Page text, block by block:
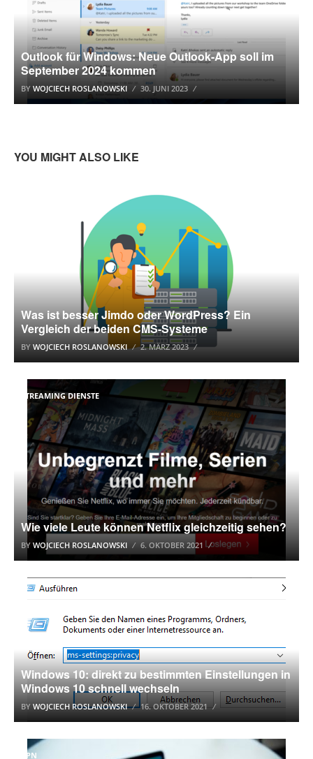
Outlook für Windows: Neue Outlook-App soll im
September 2024 kommen
BY WOJCIECH ROSLANOWSKI 30. JUNI 2023
YOU MIGHT ALSO LIKE
Was ist besser Jimdo oder WordPress? Ein
Vergleich der beiden CMS-Systeme
BY WOJCIECH ROSLANOWSKI 2. MÄRZ 2023
STREAMING DIENSTE
Wie viele Leute können Netflix gleichzeitig sehen?
BY WOJCIECH ROSLANOWSKI 6. OKTOBER 2021
WINDOWS 10 TUTORIAL
Windows 10: direkt zu bestimmten Einstellungen in
Windows 10 schnell wechseln
BY WOJCIECH ROSLANOWSKI 16. OKTOBER 2021
VPN